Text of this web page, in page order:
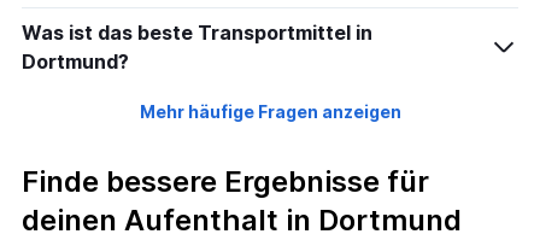
Was ist das beste Transportmittel in
Dortmund?
Mehr häufige Fragen anzeigen
Finde bessere Ergebnisse für
deinen Aufenthalt in Dortmund